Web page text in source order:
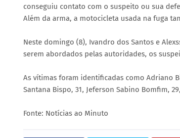
conseguiu contato com o suspeito ou sua
Além da arma, a motocicleta usada na fuga
Neste domingo (8), Ivandro dos Santos e
serem abordados pelas autoridades, os
As vítimas foram identificadas como Adriano
Santana Bispo, 31, Jeferson Sabino Bomfim,
Fonte: Notícias ao Minuto